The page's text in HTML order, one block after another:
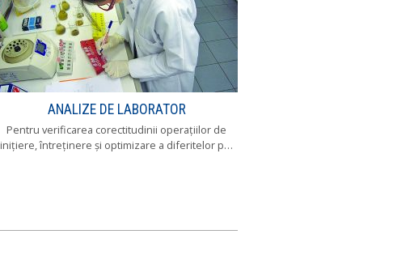
ANALIZE DE LABORATOR
Pentru verificarea corectitudinii operaţiilor de
iniţiere, întreţinere şi optimizare a diferitelor p…